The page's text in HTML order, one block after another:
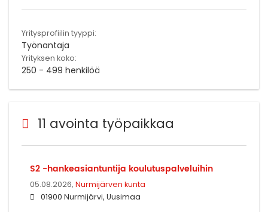
Yritysprofiilin tyyppi:
Työnantaja
Yrityksen koko:
250 - 499 henkilöä
11 avointa työpaikkaa
S2 -hankeasiantuntija koulutuspalveluihin
05.08.2026, Nurmijärven kunta
01900 Nurmijärvi, Uusimaa